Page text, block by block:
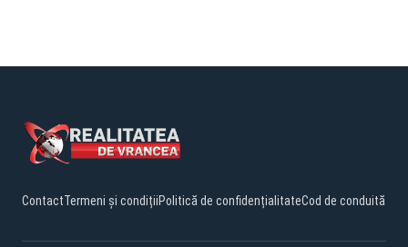
ContactTermeni și condițiiPolitică de confidențialitateCod de conduită